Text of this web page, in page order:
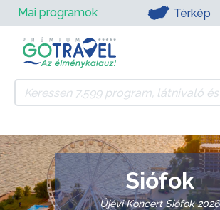
Mai programok Térkép
Siófok
Újévi Koncert Siófok 2026